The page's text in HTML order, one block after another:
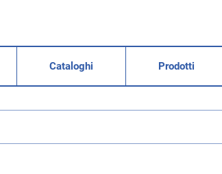
Cataloghi Prodotti